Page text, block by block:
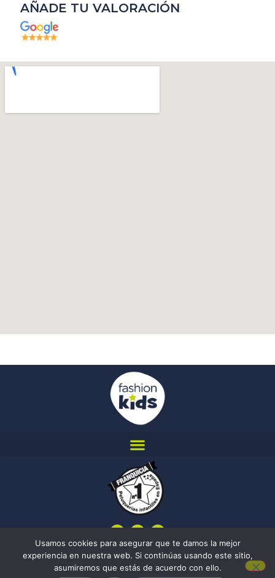
AÑADE TU VALORACIÓN
Aviso Legal| Cookies|Política de privacidad| 2022 © fashionkids
Usamos cookies para asegurar que te damos la mejor
experiencia en nuestra web. Si continúas usando este sitio,
asumiremos que estás de acuerdo con ello.